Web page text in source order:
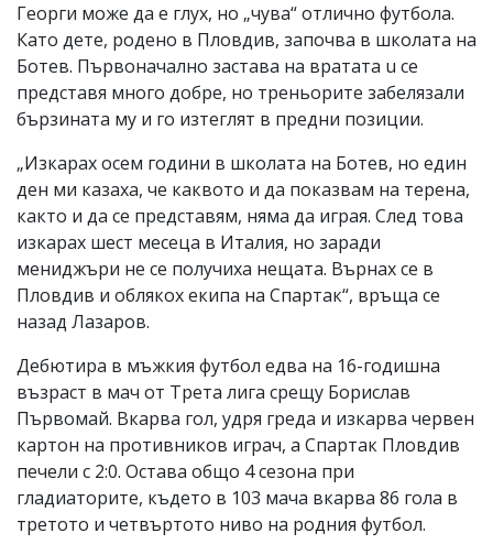
Георги може да е глух, но „чува“ отлично футбола.
Като дете, родено в Пловдив, започва в школата на
Ботев. Първоначално застава на вpaтата u се
представя много добре, но треньорите забелязали
бързината му и го изтеглят в предни позиции.
„Изкарах осем години в школата на Ботев, но един
ден ми казаха, че каквото и да показвам на терена,
както и да се представям, няма да играя. След това
изкарах шест месеца в Италия, но заради
мениджъри не се получиха нещата. Върнах се в
Пловдив и облякох екипа на Спартак“, връща се
назад Лазаров.
Дебютира в мъжкия футбол едва на 16-годишна
възраст в мач от Трета лига срещу Борислав
Първомай. Вкарва гол, удря греда и изкарва червен
картон на противников играч, а Спартак Пловдив
печели с 2:0. Остава общо 4 сезона при
гладиаторите, където в 103 мача вкарва 86 гола в
третото и четвъртото ниво на родния футбол.